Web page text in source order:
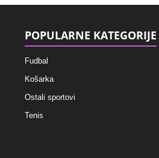
POPULARNE KATEGORIJE
Fudbal
Košarka
Ostali sportovi
Tenis